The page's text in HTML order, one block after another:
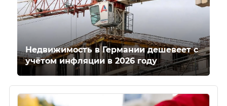
Недвижимость в Германии дешевеет с
учётом инфляции в 2026 году